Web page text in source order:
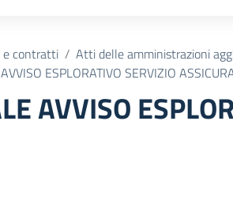
e contratti
Atti delle amministrazioni
ESPLORATIVO SERVIZIO
AVVISO